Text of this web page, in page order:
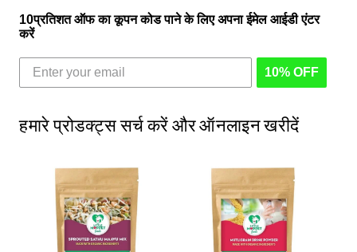
10प्रतिशत ऑफ का कूपन कोड पाने के लिए अपना ईमेल आईडी एंटर
करें
10% OFF
हमारे प्रोडक्ट्स सर्च करें और ऑनलाइन खरीदें